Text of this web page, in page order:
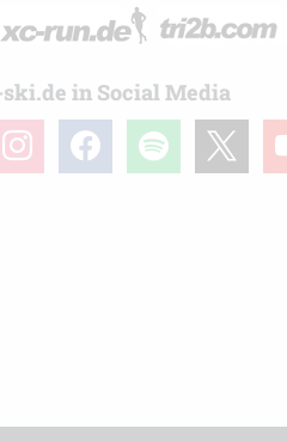
in Social Media
instagramfacebookspotify